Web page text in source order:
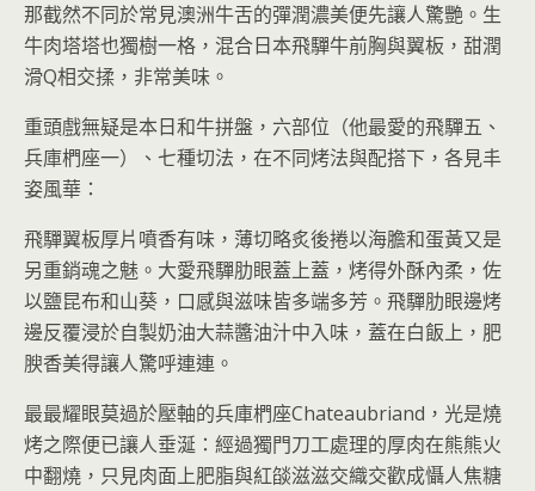
那截然不同於常見澳洲牛舌的彈潤濃美便先讓人驚艷。生
牛肉塔塔也獨樹一格，混合日本飛驒牛前胸與翼板，甜潤
滑Q相交揉，非常美味。
重頭戲無疑是本日和牛拼盤，六部位（他最愛的飛驒五、
兵庫椚座一）、七種切法，在不同烤法與配搭下，各見丰
姿風華：
飛驒翼板厚片噴香有味，薄切略炙後捲以海膽和蛋黃又是
另重銷魂之魅。大愛飛驒肋眼蓋上蓋，烤得外酥內柔，佐
以鹽昆布和山葵，口感與滋味皆多端多芳。飛驒肋眼邊烤
邊反覆浸於自製奶油大蒜醬油汁中入味，蓋在白飯上，肥
腴香美得讓人驚呼連連。
最最耀眼莫過於壓軸的兵庫椚座Chateaubriand，光是燒
烤之際便已讓人垂涎：經過獨門刀工處理的厚肉在熊熊火
中翻燒，只見肉面上肥脂與紅燄滋滋交織交歡成懾人焦糖